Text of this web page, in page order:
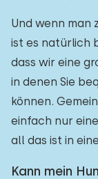
Und wenn man
ist es natürlich
dass wir eine
in denen Sie
können.
einfach nur
all das ist in
Kann mein